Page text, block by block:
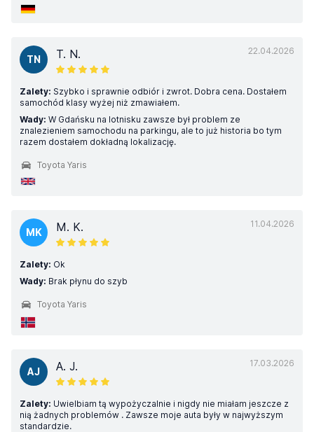
22.04.2026
TN T. N.
Zalety: Szybko i sprawnie odbiór i zwrot. Dobra cena. Dostałem
samochód klasy wyżej niż zmawiałem.
Wady: W Gdańsku na lotnisku zawsze był problem ze
znalezieniem samochodu na parkingu, ale to już historia bo tym
razem dostałem dokładną lokalizację.
Toyota Yaris
11.04.2026
MK M. K.
Zalety: Ok
Wady: Brak płynu do szyb
Toyota Yaris
17.03.2026
AJ A. J.
Zalety: Uwielbiam tą wypożyczalnie i nigdy nie miałam jeszcze z
nią żadnych problemów . Zawsze moje auta były w najwyższym
standardzie.